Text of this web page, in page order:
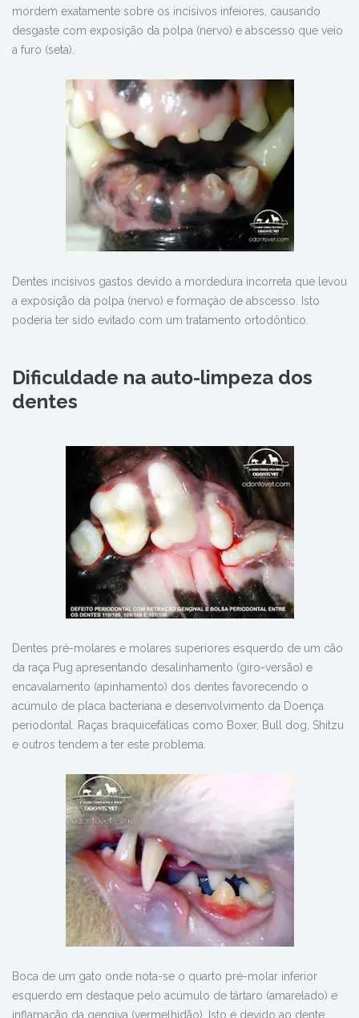
mordem exatamente sobre os incisivos infeiores, causando
desgaste com exposição da polpa (nervo) e abscesso que veio
a furo (seta).
Dentes incisivos gastos devido a mordedura incorreta que levou
a exposição da polpa (nervo) e formaçào de abscesso. Isto
poderia ter sido evitado com um tratamento ortodôntico.
Dificuldade na auto-limpeza dos
dentes
Dentes pré-molares e molares superiores esquerdo de um cão
da raça Pug apresentando desalinhamento (giro-versão) e
encavalamento (apinhamento) dos dentes favorecendo o
acúmulo de placa bacteriana e desenvolvimento da Doença
periodontal. Raças braquicefálicas como Boxer, Bull dog, Shitzu
e outros tendem a ter este problema.
Boca de um gato onde nota-se o quarto pré-molar inferior
esquerdo em destaque pelo acúmulo de tártaro (amarelado) e
inflamação da gengiva (vermelhidão). Isto é devido ao dente